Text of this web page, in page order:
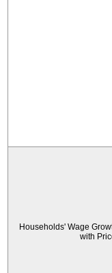
Households' Wage
with